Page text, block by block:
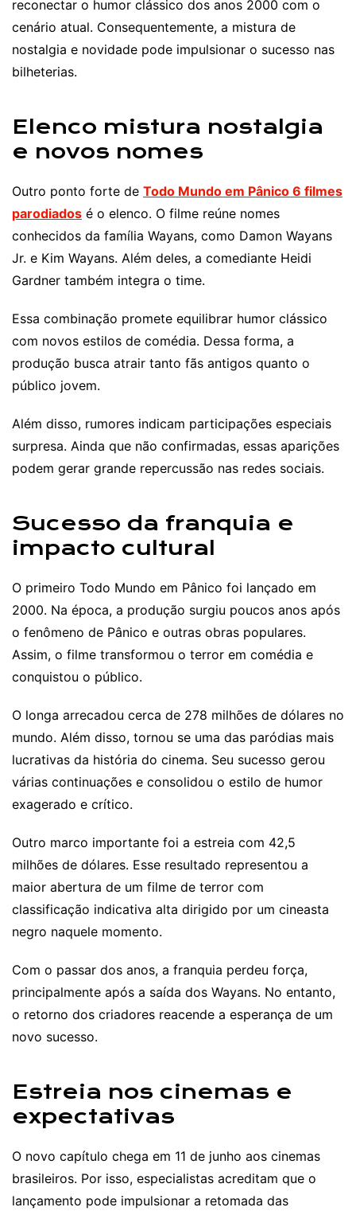
reconectar o humor clássico dos anos 2000 com o
cenário atual. Consequentemente, a mistura de
nostalgia e novidade pode impulsionar o sucesso nas
bilheterias.
Elenco mistura nostalgia
e novos nomes
Outro ponto forte de Todo Mundo em Pânico 6 filmes
parodiados é o elenco. O filme reúne nomes
conhecidos da família Wayans, como Damon Wayans
Jr. e Kim Wayans. Além deles, a comediante Heidi
Gardner também integra o time.
Essa combinação promete equilibrar humor clássico
com novos estilos de comédia. Dessa forma, a
produção busca atrair tanto fãs antigos quanto o
público jovem.
Além disso, rumores indicam participações especiais
surpresa. Ainda que não confirmadas, essas aparições
podem gerar grande repercussão nas redes sociais.
Sucesso da franquia e
impacto cultural
O primeiro Todo Mundo em Pânico foi lançado em
2000. Na época, a produção surgiu poucos anos após
o fenômeno de Pânico e outras obras populares.
Assim, o filme transformou o terror em comédia e
conquistou o público.
O longa arrecadou cerca de 278 milhões de dólares no
mundo. Além disso, tornou se uma das paródias mais
lucrativas da história do cinema. Seu sucesso gerou
várias continuações e consolidou o estilo de humor
exagerado e crítico.
Outro marco importante foi a estreia com 42,5
milhões de dólares. Esse resultado representou a
maior abertura de um filme de terror com
classificação indicativa alta dirigido por um cineasta
negro naquele momento.
Com o passar dos anos, a franquia perdeu força,
principalmente após a saída dos Wayans. No entanto,
o retorno dos criadores reacende a esperança de um
novo sucesso.
Estreia nos cinemas e
expectativas
O novo capítulo chega em 11 de junho aos cinemas
brasileiros. Por isso, especialistas acreditam que o
lançamento pode impulsionar a retomada das